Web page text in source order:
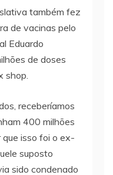
também fez
de vacinas pelo
Eduardo
de doses
shop.
receberíamos
400 milhões
isso foi o ex-
suposto
sido condenado